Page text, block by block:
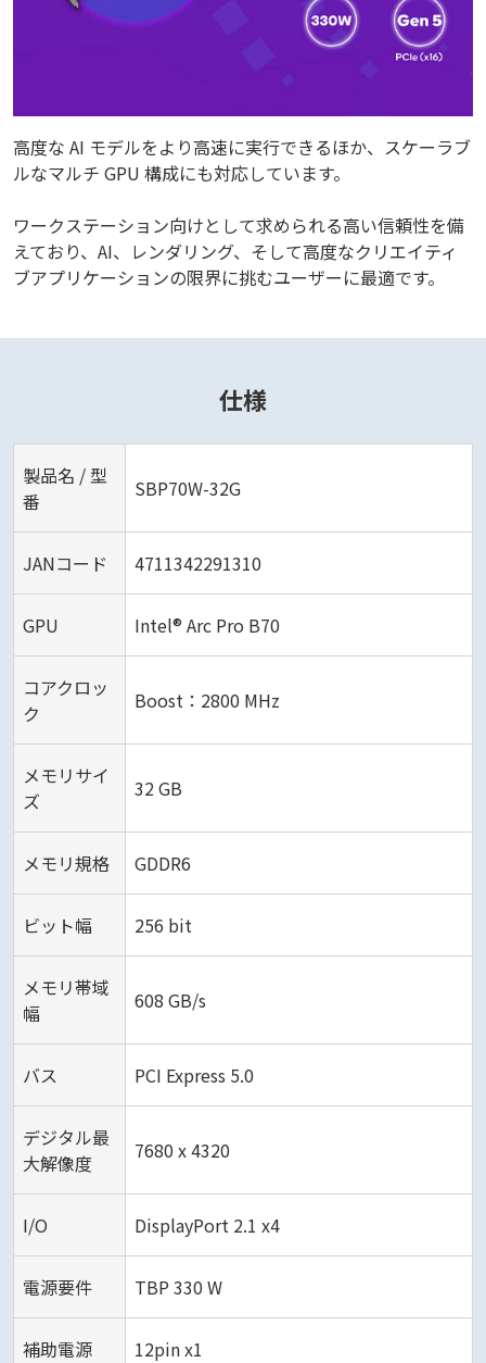
高度な AI モデルをより高速に実行できるほか、スケーラブ
ルなマルチ GPU 構成にも対応しています。
ワークステーション向けとして求められる高い信頼性を備
えており、AI、レンダリング、そして高度なクリエイティ
ブアプリケーションの限界に挑むユーザーに最適です。
仕様
製品名 / 型
番
SBP70W-32G
JANコード 4711342291310
GPU Intel® Arc Pro B70
コアクロッ
ク
Boost：2800 MHz
メモリサイ
ズ
32 GB
メモリ規格 GDDR6
ビット幅 256 bit
メモリ帯域
幅
608 GB/s
バス PCI Express 5.0
デジタル最
大解像度
7680 x 4320
I/O DisplayPort 2.1 x4
電源要件 TBP 330 W
補助電源 12pin x1